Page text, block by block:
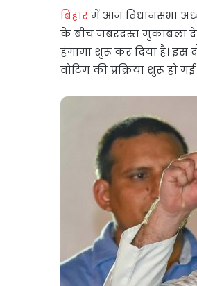
बिहारमें आज विधानसभा
के बीच जबरदस्त मुकाबला
हंगामा शुरू कर दिया है।
वोटिंग की प्रक्रिया शुरू हो गई